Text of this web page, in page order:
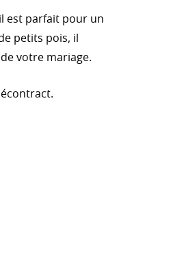
est parfait pour un
petits pois, il
votre mariage.